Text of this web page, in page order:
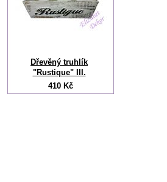
Dřevěný truhlík
"Rustique" III.
410 Kč